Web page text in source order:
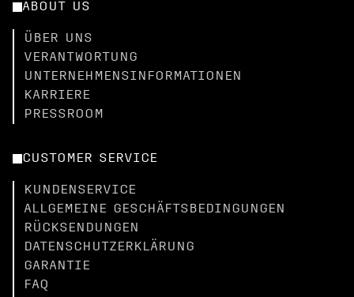
ABOUT US
ÜBER UNS
VERANTWORTUNG
UNTERNEHMENSINFORMATIONEN
KARRIERE
PRESSROOM
CUSTOMER SERVICE
KUNDENSERVICE
ALLGEMEINE GESCHÄFTSBEDINGUNGEN
RÜCKSENDUNGEN
DATENSCHUTZERKLÄRUNG
GARANTIE
FAQ